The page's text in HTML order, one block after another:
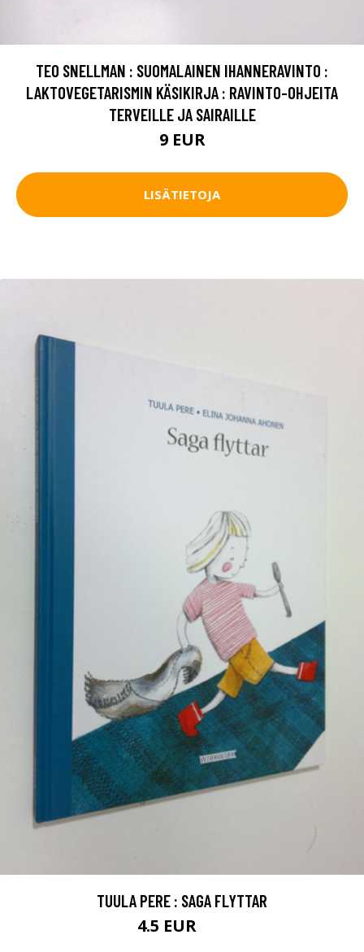
TEO SNELLMAN : SUOMALAINEN IHANNERAVINTO :
LAKTOVEGETARISMIN KÄSIKIRJA : RAVINTO-OHJEITA
TERVEILLE JA SAIRAILLE
9 EUR
LISÄTIETOJA
TUULA PERE : SAGA FLYTTAR
4.5 EUR